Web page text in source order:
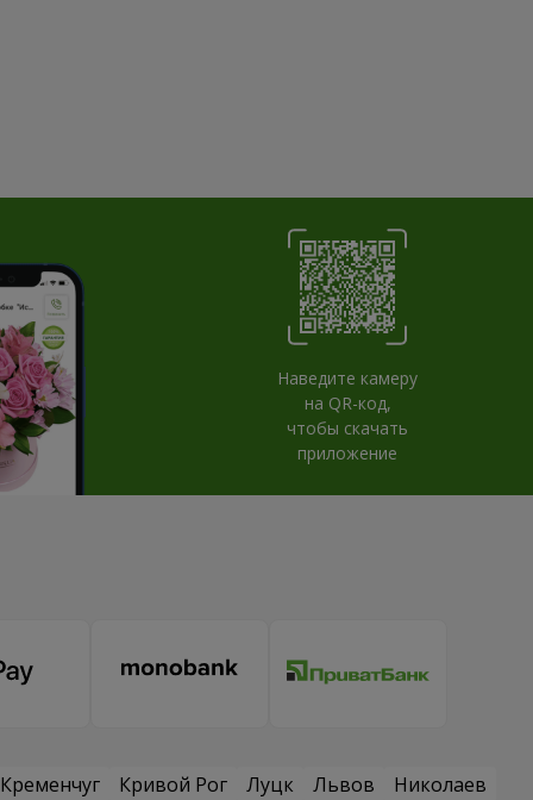
Наведите камеру
на QR-код,
чтобы скачать
приложение
Кременчуг Кривой Рог Луцк Львов
Николаев